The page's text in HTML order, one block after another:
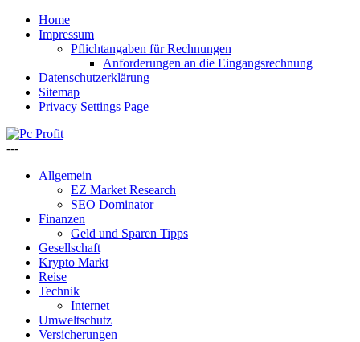
Home
Impressum
Pflichtangaben für Rechnungen
Anforderungen an die Eingangsrechnung
Datenschutzerklärung
Sitemap
Privacy Settings Page
---
Allgemein
EZ Market Research
SEO Dominator
Finanzen
Geld und Sparen Tipps
Gesellschaft
Krypto Markt
Reise
Technik
Internet
Umweltschutz
Versicherungen